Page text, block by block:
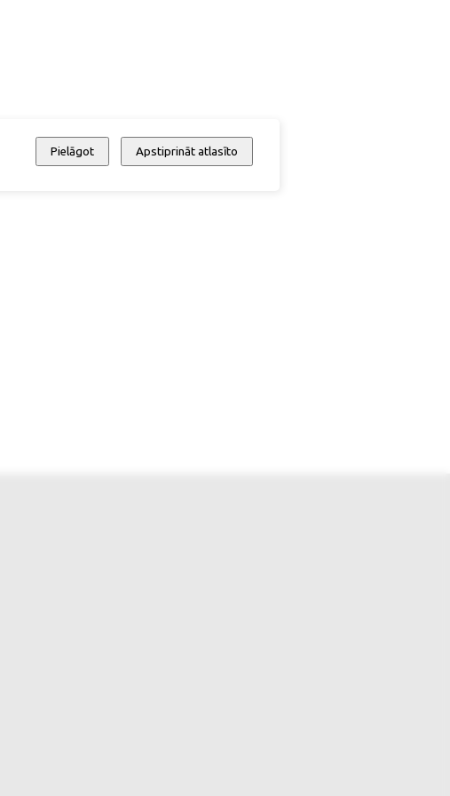
Pielāgot Apstiprināt atlasīto